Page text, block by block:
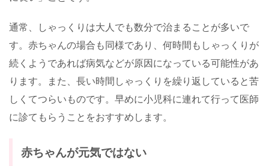
通常、しゃっくりは大人でも数分で治まることが多いで
す。赤ちゃんの場合も同様であり、何時間もしゃっくりが
続くようであれば病気などが原因になっている可能性があ
ります。また、長い時間しゃっくりを繰り返していると苦
しくてつらいものです。早めに小児科に連れて行って医師
に診てもらうことをおすすめします。
赤ちゃんが元気ではない